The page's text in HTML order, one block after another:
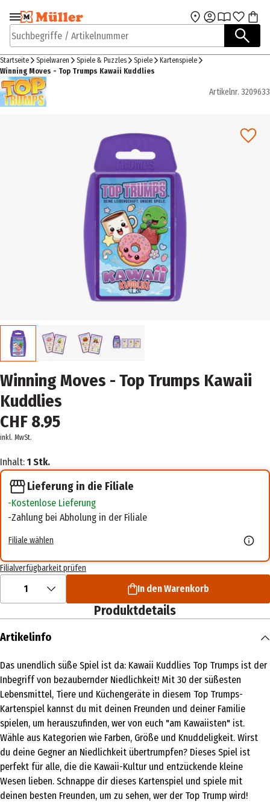
Zur Navigation
springen
Zum Hauptinhalt
Suchbegriffe / Artikelnummer
Startseite Spielwaren Spiele & Puzzles Spiele
Kartenspiele
Winning Moves - Top Trumps Kawaii Kuddlies
Artikelnr. 3209633
Winning Moves - Top Trumps Kawaii
Kuddlies
CHF 8.95
inkl. MwSt.
Inhalt: 1 Stk.
Lieferung in die Filiale
Kostenlose Lieferung
Zahlung bei Abholung in der Filiale
Filiale wählen
Filialverfügbarkeit prüfen
1 In den Warenkorb
Produktdetails
Artikelinfo
Das unendlich süße Spiel ist da: Kawaii Kuddlies Top Trumps ist der
Inbegriff von bezaubernder Niedlichkeit! Mit 30 der süßesten
Lebensmittel, Tiere und Küchengeräte in diesem Top Trumps-
Kartenspiel kannst du mit deinen Freunden und deiner Familie
spielen, um herauszufinden, wer von euch "am Kawaiisten" ist.
Wähle aus Kategorien wie Farben, Größe und Knuddeligkeit. Wirst
du deine Gegner an Niedlichkeit übertrumpfen? Dieses Spiel ist
perfekt für alle, die die Kawaii-Kultur und entzückende kleine
Wesen lieben. Schnappe dir dieses Kartenspiel und spiele mit
deinen besten Freunden, um zu sehen, wer der Top Trump wird!